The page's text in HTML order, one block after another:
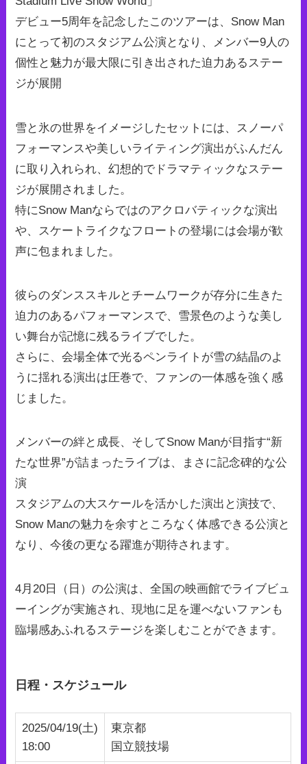
デビュー5周年を記念したこのツアーは、Snow Man
にとって初のスタジアム公演となり、メンバー9人の
個性と魅力が最大限に引き出された迫力あるステー
ジが展開
雪と氷の世界をイメージしたセットには、スノーパ
フォーマンスや美しいライティング演出がふんだん
に取り入れられ、幻想的でドラマティックなステー
ジが展開されました。
特にSnow Manならではのアクロバティックな演出
や、スケートライクなフロートの登場には会場が歓
声に包まれました。
彼らのダンススキルとチームワークが存分に生きた
迫力のあるパフォーマンスで、雪景色のような美し
い舞台が記憶に残るライブでした。
さらに、会場全体で光るペンライトが雪の結晶のよ
うに揺れる演出は圧巻で、ファンの一体感を強く感
じました。
メンバーの絆と成長、そしてSnow Manが目指す“新
たな世界”が詰まったライブは、まさに記念碑的な公
演
スタジアムの大スケールを活かした演出と演技で、
Snow Manの魅力を余すところなく体感できる公演と
なり、今後の更なる躍進が期待されます。
4月20日（日）の公演は、全国の映画館でライブビュ
ーイングが実施され、現地に足を運べないファンも
臨場感あふれるステージを楽しむことができます。 ​
日程・スケジュール
2025/04/19(土)
18:00
東京都
国立競技場